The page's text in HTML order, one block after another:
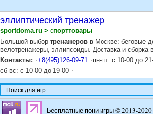
эллиптический тренажер
sportdoma.ru > спорттовары
Большой выбор тренажеров в Москве: беговые
велотренажеры, эллипсоиды. Доставка и сборка
Контакты:
+8(495)126-09-71
пн-пт: с 10-00 до
сб-вс: с 10-00 до 19-00
Бесплатные пони игры © 2013-2020